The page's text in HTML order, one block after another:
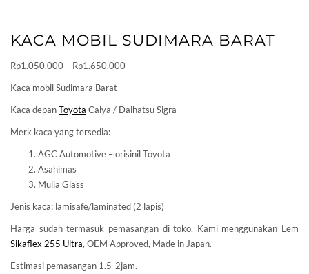
KACA MOBIL SUDIMARA BARAT
Rp1.050.000 – Rp1.650.000
through
Kaca mobil Sudimara Barat
Kaca depanToyota Calya / Daihatsu Sigra
Merk kaca yang tersedia:
AGC Automotive – orisinil Toyota
Asahimas
Mulia Glass
Jenis kaca: lamisafe/laminated (2 lapis)
Harga sudah termasuk pemasangan di toko. Kami menggunakan Lem
Sikaflex 255 Ultra, OEM Approved, Made in Japan.
Estimasi pemasangan 1.5-2jam.